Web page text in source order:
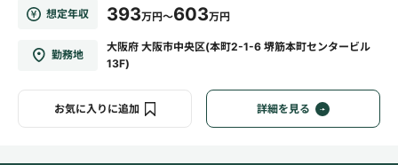
想定年収 393万円～603万円
勤務地
大阪府 大阪市中央区(本町2-1-6 堺筋本町センタービル
13F)
お気に入りに追加 詳細を見る